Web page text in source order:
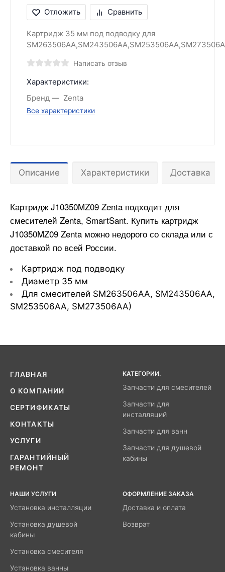
Отложить Сравнить
Картридж 35 мм под подводку для
Написать отзыв
Характеристики:
Бренд
Zenta
Все характеристики
Описание Характеристики Доставка
Картридж J10350MZ09 Zenta подходит для
смесителей Zenta, SmartSant. Купить картридж
J10350MZ09 Zenta можно недорого со склада или с
доставкой по всей России.
Картридж под подводку
Диаметр 35 мм
Для смесителей SM263506AA, SM243506AA,
SM253506AA, SM273506AA)
ГЛАВНАЯ
О КОМПАНИИ
СЕРТИФИКАТЫ
КОНТАКТЫ
УСЛУГИ
ГАРАНТИЙНЫЙ
РЕМОНТ
КАТЕГОРИИ.
Запчасти для смесителей
Запчасти для
инсталляций
Запчасти для ванн
Запчасти для душевой
кабины
НАШИ УСЛУГИ
Установка инсталляции
Установка душевой
кабины
Установка смесителя
Установка ванны
ОФОРМЛЕНИЕ ЗАКАЗА
Доставка и оплата
Возврат